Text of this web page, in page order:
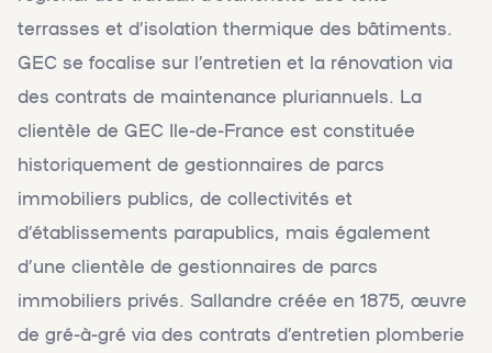
terrasses et d’isolation thermique des bâtiments.
GEC se focalise sur l’entretien et la rénovation via
des contrats de maintenance pluriannuels. La
clientèle de GEC Ile-de-France est constituée
historiquement de gestionnaires de parcs
immobiliers publics, de collectivités et
d’établissements parapublics, mais également
d’une clientèle de gestionnaires de parcs
immobiliers privés. Sallandre créée en 1875, œuvre
de gré-à-gré via des contrats d’entretien plomberie